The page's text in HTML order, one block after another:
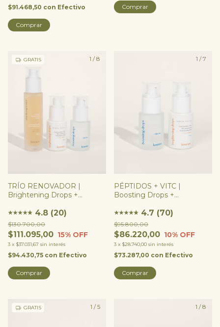
$91.468,50 con Efectivo
Comprar
Comprar
1 /8
GRATIS
TRÍO RENOVADOR |
Brightening Drops +
Renovador (opción intensa
o suave)
★★★★★
★ 4.8 (20)
$111.095,00
$130.700,00
15% OFF
3 x $37.031,67 sin interés
$94.430,75 con Efectivo
Comprar
1 /7
PÉPTIDOS + VITC |
Boosting Drops +
★★★★★
★ 4.7 (70)
$86.220,00
$95.800,00
10% OFF
3 x $28.740,00 sin interés
$73.287,00 con Efectivo
1 /5
GRATIS 1 /8